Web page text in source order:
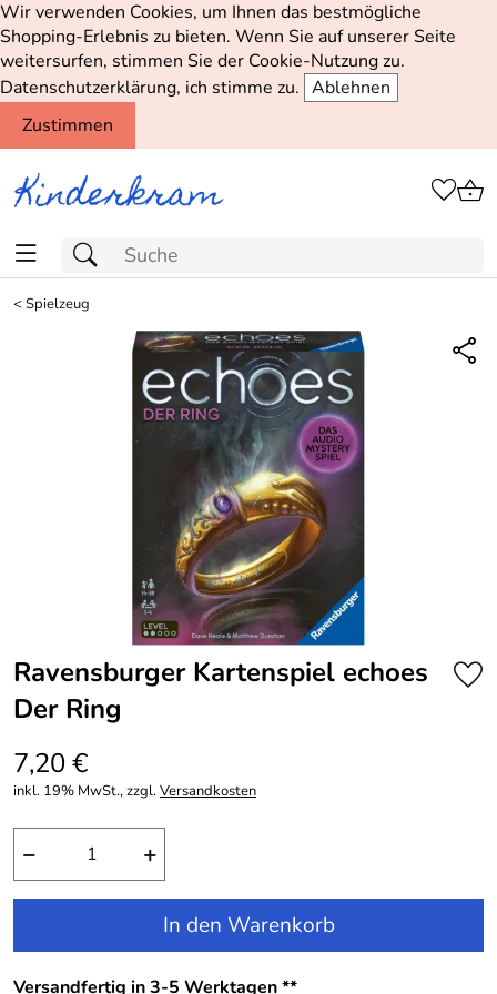
Wir verwenden Cookies, um Ihnen das bestmögliche
Shopping-Erlebnis zu bieten. Wenn Sie auf unserer Seite
weitersurfen, stimmen Sie der Cookie-Nutzung zu.
Datenschutzerklärung, ich stimme zu. Ablehnen
Zustimmen
<Spielzeug
Ravensburger Kartenspiel echoes
Der Ring
7,20 €
inkl. 19% MwSt., zzgl.Versandkosten
− +
In den Warenkorb
Versandfertig in 3-5 Werktagen **